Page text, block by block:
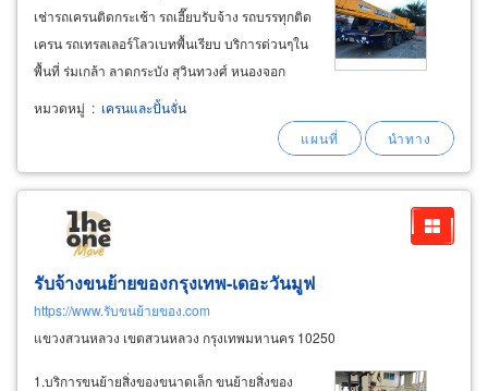
เช่ารถเครนติดกระเช้า รถเฮี๊ยบรับจ้าง รถบรรทุกติด
เครน รถเทรลเลอร์โลวเบทพื้นเรียบ บริการด่วนๆใน
พื้นที่ ร่มเกล้า ลาดกระบัง สุวินทวงศ์ หนองจอก
มีนบุรี ลำลูกกา รังสิต คลองหลวง ปทุมธานี มีปจ.2
และคนขับเครนมีใบ certificate ทุกคน ทำงานใน
หมวดหมู่ : เครนและปั้นจั่น
รับจ้างขนย้ายของกรุงเทพ-เดอะวันมูฟ
https://www.รับขนย้ายของ.com
แขวงสวนหลวง เขตสวนหลวง กรุงเทพมหานคร 10250
1.บริการขนย้ายสิ่งของขนาดเล็ก ขนย้ายสิ่งของ